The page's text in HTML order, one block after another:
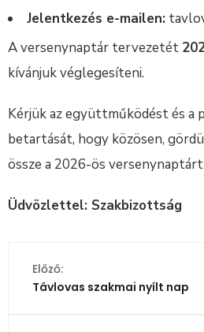
Jelentkezés e-mailen:
A versenynaptár tervezetét
kívánjuk véglegesíteni.
Kérjük az együttműködést és a
betartását, hogy közösen,
össze a 2026-ös
Üdvözlettel: Szakbizottság
Előző:
Távlovas szakmai nyílt nap